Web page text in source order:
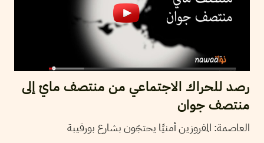
رصد للحراك الاجتماعي من منتصف مايْ إلى
منتصف جوان
العاصمة: المفروزين أمنيًا يحتجّون بشارع بورقيبة